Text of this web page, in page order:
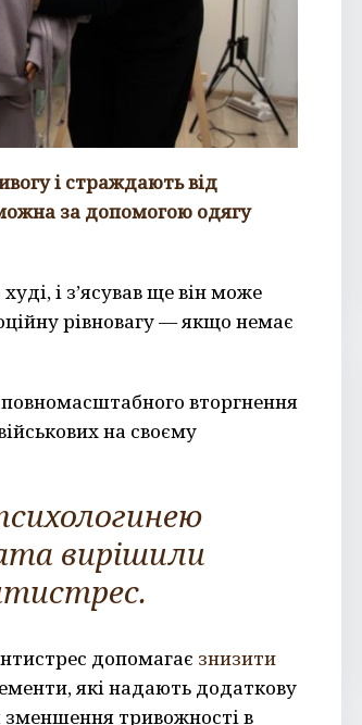
і страждають від
за допомогою одягу
і з’ясував ще він може
рівновагу — якщо немає
вторгнення
на своєму
вирішили
допомагає знизити
які надають додаткову
тривожності в